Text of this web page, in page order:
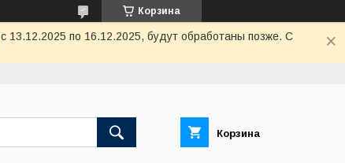
Корзина
13.12.2025 по 16.12.2025, будут обработаны позже. С
Корзина